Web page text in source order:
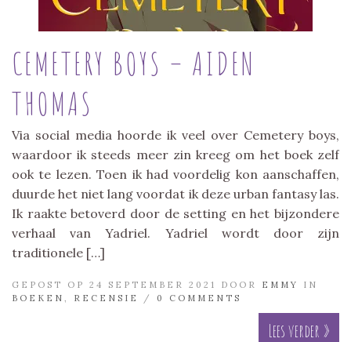
CEMETERY BOYS – AIDEN
THOMAS
Via social media hoorde ik veel over Cemetery boys,
waardoor ik steeds meer zin kreeg om het boek zelf
ook te lezen. Toen ik had voordelig kon aanschaffen,
duurde het niet lang voordat ik deze urban fantasy las.
Ik raakte betoverd door de setting en het bijzondere
verhaal van Yadriel. Yadriel wordt door zijn
traditionele […]
GEPOST OP 24 SEPTEMBER 2021 DOOR EMMY
IN
BOEKEN
RECENSIE / 0 COMMENTS
Lees verder »